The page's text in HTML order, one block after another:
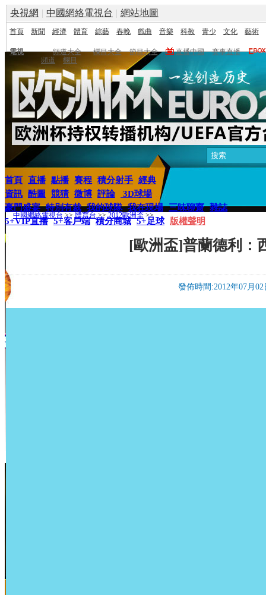
央視網 | 中國網絡電視台 | 網站地圖
首頁 新聞 經濟 體育 綜藝 春晚 戲曲 音樂 科教 青少 文化 藝術
電視 頻道大全 欄目大全 節目大全 直播中國
賽事直播
頻道
欄目
首頁 直播 點播 賽程 積分射手 經典
資訊 酷圖 競猜 微博 評論
3D球場
豪門盛宴 特別有裁 我的球隊 我在現場 三味聊齋 雜誌
5+VIP直播 5+客戶端 積分商城 5+足球 版權聲明
中國網絡電視台 >>體育台 >>2012歐洲盃 >>
[歐洲盃]普蘭德利：
發佈時間:2012年07月